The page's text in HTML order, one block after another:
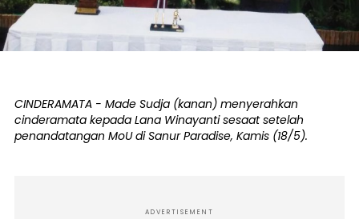
CINDERAMATA - Made Sudja (kanan) menyerahkan
cinderamata kepada Lana Winayanti sesaat setelah
penandatangan MoU di Sanur Paradise, Kamis (18/5).
ADVERTISEMENT